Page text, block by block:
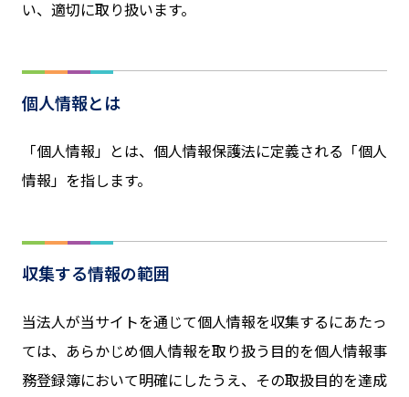
い、適切に取り扱います。
個人情報とは
「個人情報」とは、個人情報保護法に定義される「個人
情報」を指します。
収集する情報の範囲
当法人が当サイトを通じて個人情報を収集するにあたっ
ては、あらかじめ個人情報を取り扱う目的を個人情報事
務登録簿において明確にしたうえ、その取扱目的を達成